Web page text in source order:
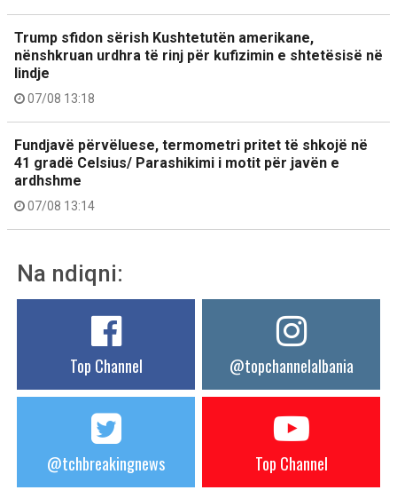
Trump sfidon sërish Kushtetutën amerikane,
nënshkruan urdhra të rinj për kufizimin e shtetësisë në
lindje
07/08 13:18
Fundjavë përvëluese, termometri pritet të shkojë në
41 gradë Celsius/ Parashikimi i motit për javën e
ardhshme
07/08 13:14
Na ndiqni:
Top Channel @topchannelalbania
@tchbreakingnews Top Channel